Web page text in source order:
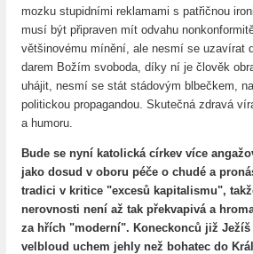
mozku stupidními reklamami s patřičnou
musí být připraven mít odvahu
většinovému mínění, ale nesmí se uzavírat
darem Božím svoboda, díky ní je člověk
uhájit, nesmí se stát stádovým blbečkem,
politickou propagandou. Skutečná zdravá
a humoru.
Bude se nyní katolická církev více
jako dosud v oboru péče o chudé a
tradici v kritice "excesů kapitalismu",
nerovnosti není až tak překvapivá a
za hřích "moderní". Koneckonců již
velbloud uchem jehly než bohatec do